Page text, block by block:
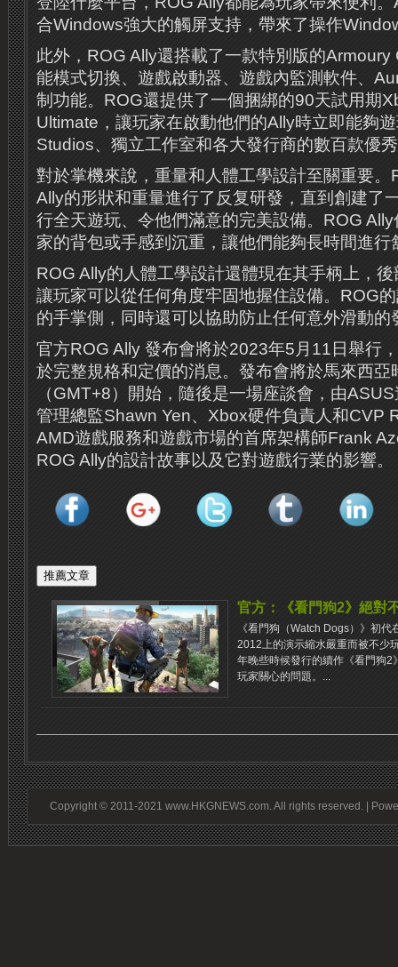
合Windows強大的觸屏支持，帶來了操作
此外，ROG Ally還搭載了一款特別版的Armoury
能模式切換、遊戲啟動器、遊戲內監測軟件、
制功能。ROG還提供了一個捆綁的90天試用期
Ultimate，讓玩家在啟動他們的Ally時立即能夠
Studios、獨立工作室和各大發行商的數百款優
對於掌機來說，重量和人體工學設計至關重要
Ally的形狀和重量進行了反复研發，直到創建了
行全天遊玩、令他們滿意的完美設備。ROG
家的背包或手感到沉重，讓他們能夠長時間進行
ROG Ally的人體工學設計還體現在其手柄上，
讓玩家可以從任何角度牢固地握住設備。ROG
的手掌側，同時還可以協助防止任何意外滑動的
官方ROG Ally 發布會將於2023年5月11日舉行
於完整規格和定價的消息。發布會將於馬來西亞
（GMT+8）開始，隨後是一場座談會，由
管理總監Shawn Yen、Xbox硬件負責人和CVP
AMD遊戲服務和遊戲市場的首席架構師Frank
ROG Ally的設計故事以及它對遊戲行業的影響。
官方：《看門狗2》絕對
《看門狗（Watch Dogs）》初
2012上的演示縮水嚴重而被不少
年晚些時候發行的續作《看門狗2
玩家關心的問題。...
Copyright © 2011-2021 www.HKGNEWS.com. All rights reserved. |